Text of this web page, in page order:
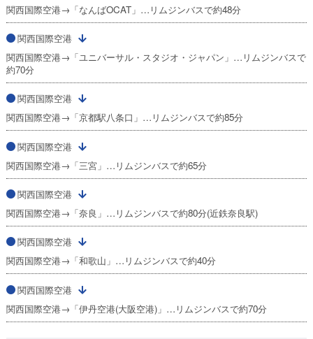
関西国際空港→「なんばOCAT」…リムジンバスで約48分
関西国際空港
関西国際空港→「ユニバーサル・スタジオ・ジャパン」…リムジンバスで
約70分
関西国際空港
関西国際空港→「京都駅八条口」…リムジンバスで約85分
関西国際空港
関西国際空港→「三宮」…リムジンバスで約65分
関西国際空港
関西国際空港→「奈良」…リムジンバスで約80分(近鉄奈良駅)
関西国際空港
関西国際空港→「和歌山」…リムジンバスで約40分
関西国際空港
関西国際空港→「伊丹空港(大阪空港)」…リムジンバスで約70分